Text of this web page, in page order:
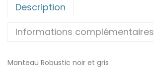
Description
Informations complémentaires
Manteau Robustic noir et gris